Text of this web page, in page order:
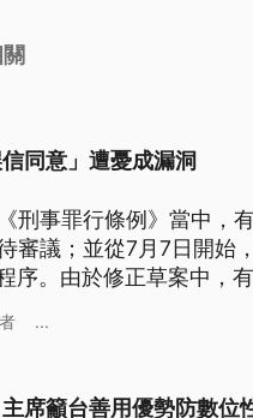
同意」遭憂成漏洞
刑事罪行條例》當中，
審議；並從7月7日開始
序。由於修正草案中，
脫罪的護身符。
...
席籲台善用優勢防數位